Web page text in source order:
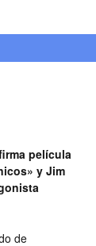
película
y Jim
de